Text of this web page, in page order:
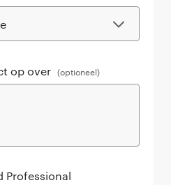
op over (optioneel)
Professional